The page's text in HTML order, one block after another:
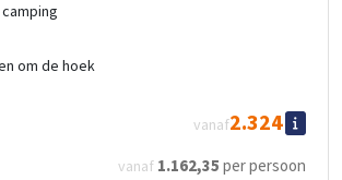
om de hoek
vanaf 1.162,35per persoon
vanaf2.324